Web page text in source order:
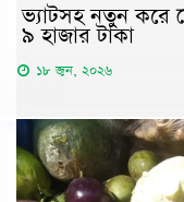
ভ্যাটসহ নতুন করে
৯ হাজার টাকা
১৮ জুন, ২০২৬